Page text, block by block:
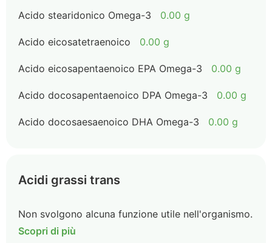
Acido stearidonico Omega-3 0.00 g
Acido eicosatetraenoico 0.00 g
Acido eicosapentaenoico EPA Omega-3 0.00 g
Acido docosapentaenoico DPA Omega-3 0.00 g
Acido docosaesaenoico DHA Omega-3 0.00 g
Acidi grassi trans
Non svolgono alcuna funzione utile nell'organismo.
Scopri di più